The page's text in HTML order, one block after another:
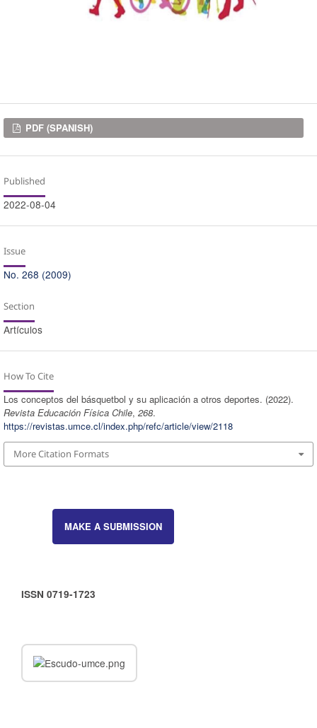
Downloads
PDF (SPANISH)
Published
2022-08-04
Issue
No. 268 (2009)
Section
Artículos
How To Cite
Los conceptos del básquetbol y su aplicación a otros deportes. (2022).
Revista Educación Física Chile, 268.
https://revistas.umce.cl/index.php/refc/article/view/2118
More Citation Formats
MAKE A SUBMISSION
ISSN 0719-1723